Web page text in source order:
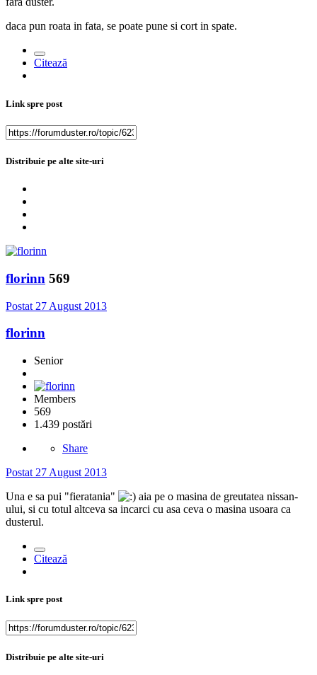
daca pun roata in fata, se poate pune si cort in spate.
Citează
Link spre post
Distribuie pe alte site-uri
florinn 569
Postat 27 August 2013
florinn
Senior
Members
569
1.439 postări
Share
Postat 27 August 2013
Una e sa pui "fieratania"
aia pe o masina de greutatea nissan-
ului, si cu totul altceva sa incarci cu asa ceva o masina usoara ca
dusterul.
Citează
Link spre post
Distribuie pe alte site-uri